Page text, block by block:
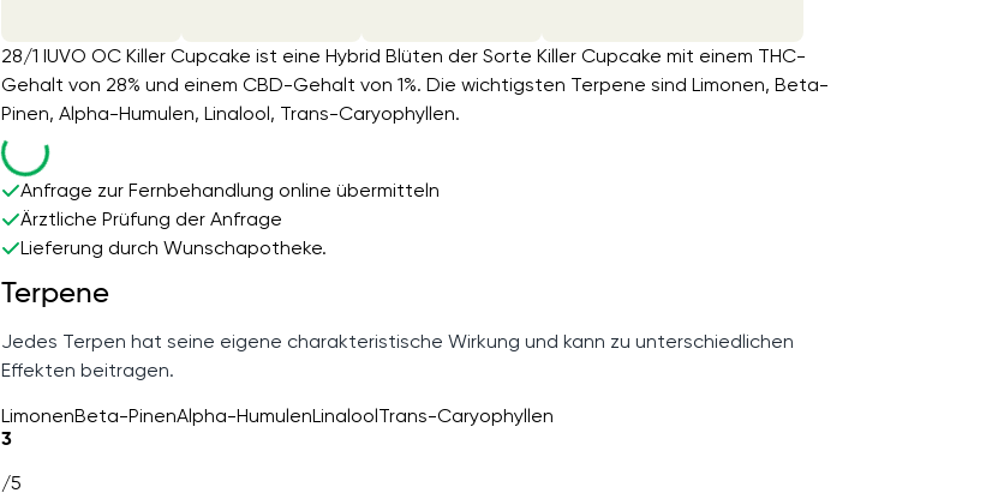
28/1 IUVO OC Killer Cupcake ist eine Hybrid Blüten der Sorte Killer Cupcake mit einem THC-
Gehalt von 28% und einem CBD-Gehalt von 1%. Die wichtigsten Terpene sind Limonen, Beta-
Pinen, Alpha-Humulen, Linalool, Trans-Caryophyllen.
Anfrage zur Fernbehandlung online übermitteln
Ärztliche Prüfung der Anfrage
Lieferung durch Wunschapotheke.
Terpene
Jedes Terpen hat seine eigene charakteristische Wirkung und kann zu unterschiedlichen
Effekten beitragen.
LimonenBeta-PinenAlpha-HumulenLinaloolTrans-Caryophyllen
3
/5